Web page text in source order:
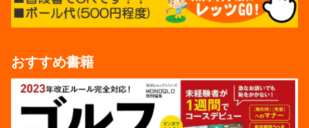
おすすめ書籍